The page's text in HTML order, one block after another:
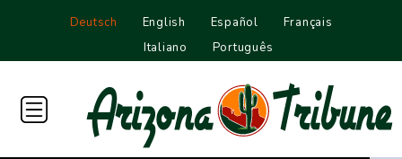
Deutsch English Español
Français
Italiano
Português